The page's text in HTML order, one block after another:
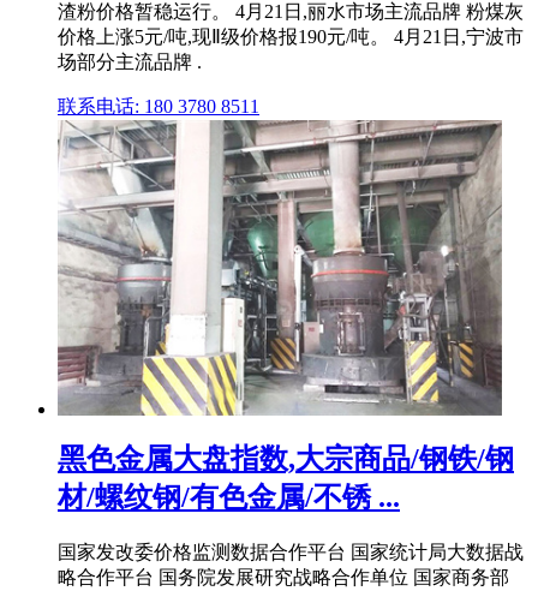
渣粉价格暂稳运行。 4月21日,丽水市场主流品牌 粉煤灰
价格上涨5元/吨,现Ⅱ级价格报190元/吨。 4月21日,宁波市
场部分主流品牌 .
联系电话: 180 3780 8511
黑色金属大盘指数,大宗商品/钢铁/钢
材/螺纹钢/有色金属/不锈 ...
国家发改委价格监测数据合作平台 国家统计局大数据战
略合作平台 国务院发展研究战略合作单位 国家商务部